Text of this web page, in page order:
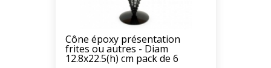
Cône époxy présentation
frites ou autres - Diam
12.8x22.5(h) cm pack de 6